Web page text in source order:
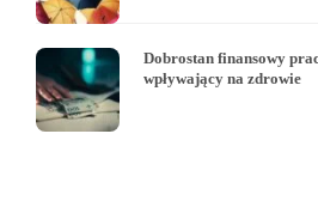
Dobrostan finansowy
wpływający na zdrowie